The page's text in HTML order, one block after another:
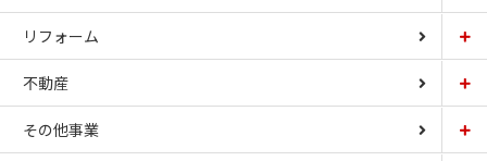
土屋ホーム
CARDINAL HOUSE
LIZNAS
リフォーム
土屋ホームトピア
不動産
土屋ホーム不動産
その他事業